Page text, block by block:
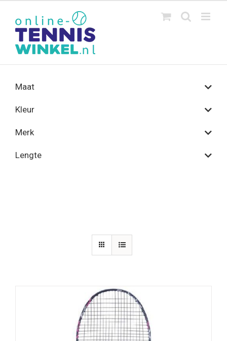
inhoud
Maat
Kleur
Merk
Lengte